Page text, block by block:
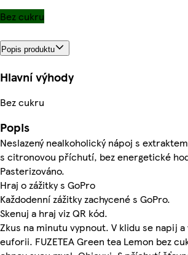
Bez cukru
Popis produktu
Hlavní výhody
Bez cukru
Popis
Neslazený nealkoholický nápoj s
s citronovou příchutí, bez energetické
Pasterizováno.
Hraj o zážitky s GoPro
Každodenní zážitky zachycené s GoPro.
Skenuj a hraj viz QR kód.
Zkus na minutu vypnout. V klidu se napij
euforii. FUZETEA Green tea Lemon bez